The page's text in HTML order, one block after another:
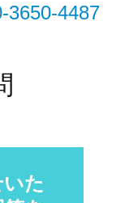
3650-4487
た